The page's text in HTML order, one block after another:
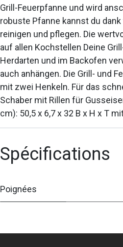
Grill-Feuerpfanne und wird
robuste Pfanne kannst du
reinigen und pflegen. Die
auf allen Kochstellen Deine
Herdarten und im Backofen
auch anhängen. Die Grill- und
mit zwei Henkeln. Für das
Schaber mit Rillen für
cm): 50,5 x 6,7 x 32 B x H x T
Spécifications
Poignées